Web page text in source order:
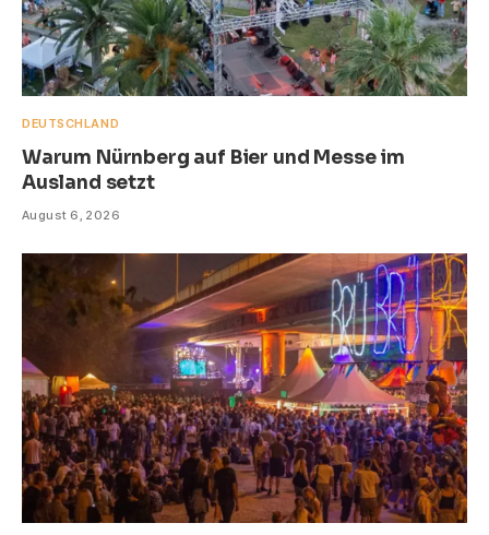
DEUTSCHLAND
Warum Nürnberg auf Bier und Messe im
Ausland setzt
August 6, 2026